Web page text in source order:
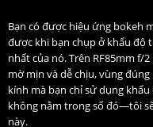
Bạn có được hiệu ứng bokeh
được khi bạn chụp ở khẩu độ
nhất của nó. Trên RF85mm f/
mờ mịn và dễ chịu, vùng
kính mà bạn chỉ sử dụng
không nằm trong số đó—tôi
này.